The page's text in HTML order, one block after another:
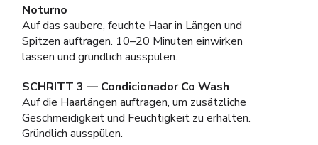
Noturno
Auf das saubere, feuchte Haar in Längen und
Spitzen auftragen. 10–20 Minuten einwirken
lassen und gründlich ausspülen.
SCHRITT 3 — Condicionador Co Wash
Auf die Haarlängen auftragen, um zusätzliche
Geschmeidigkeit und Feuchtigkeit zu erhalten.
Gründlich ausspülen.